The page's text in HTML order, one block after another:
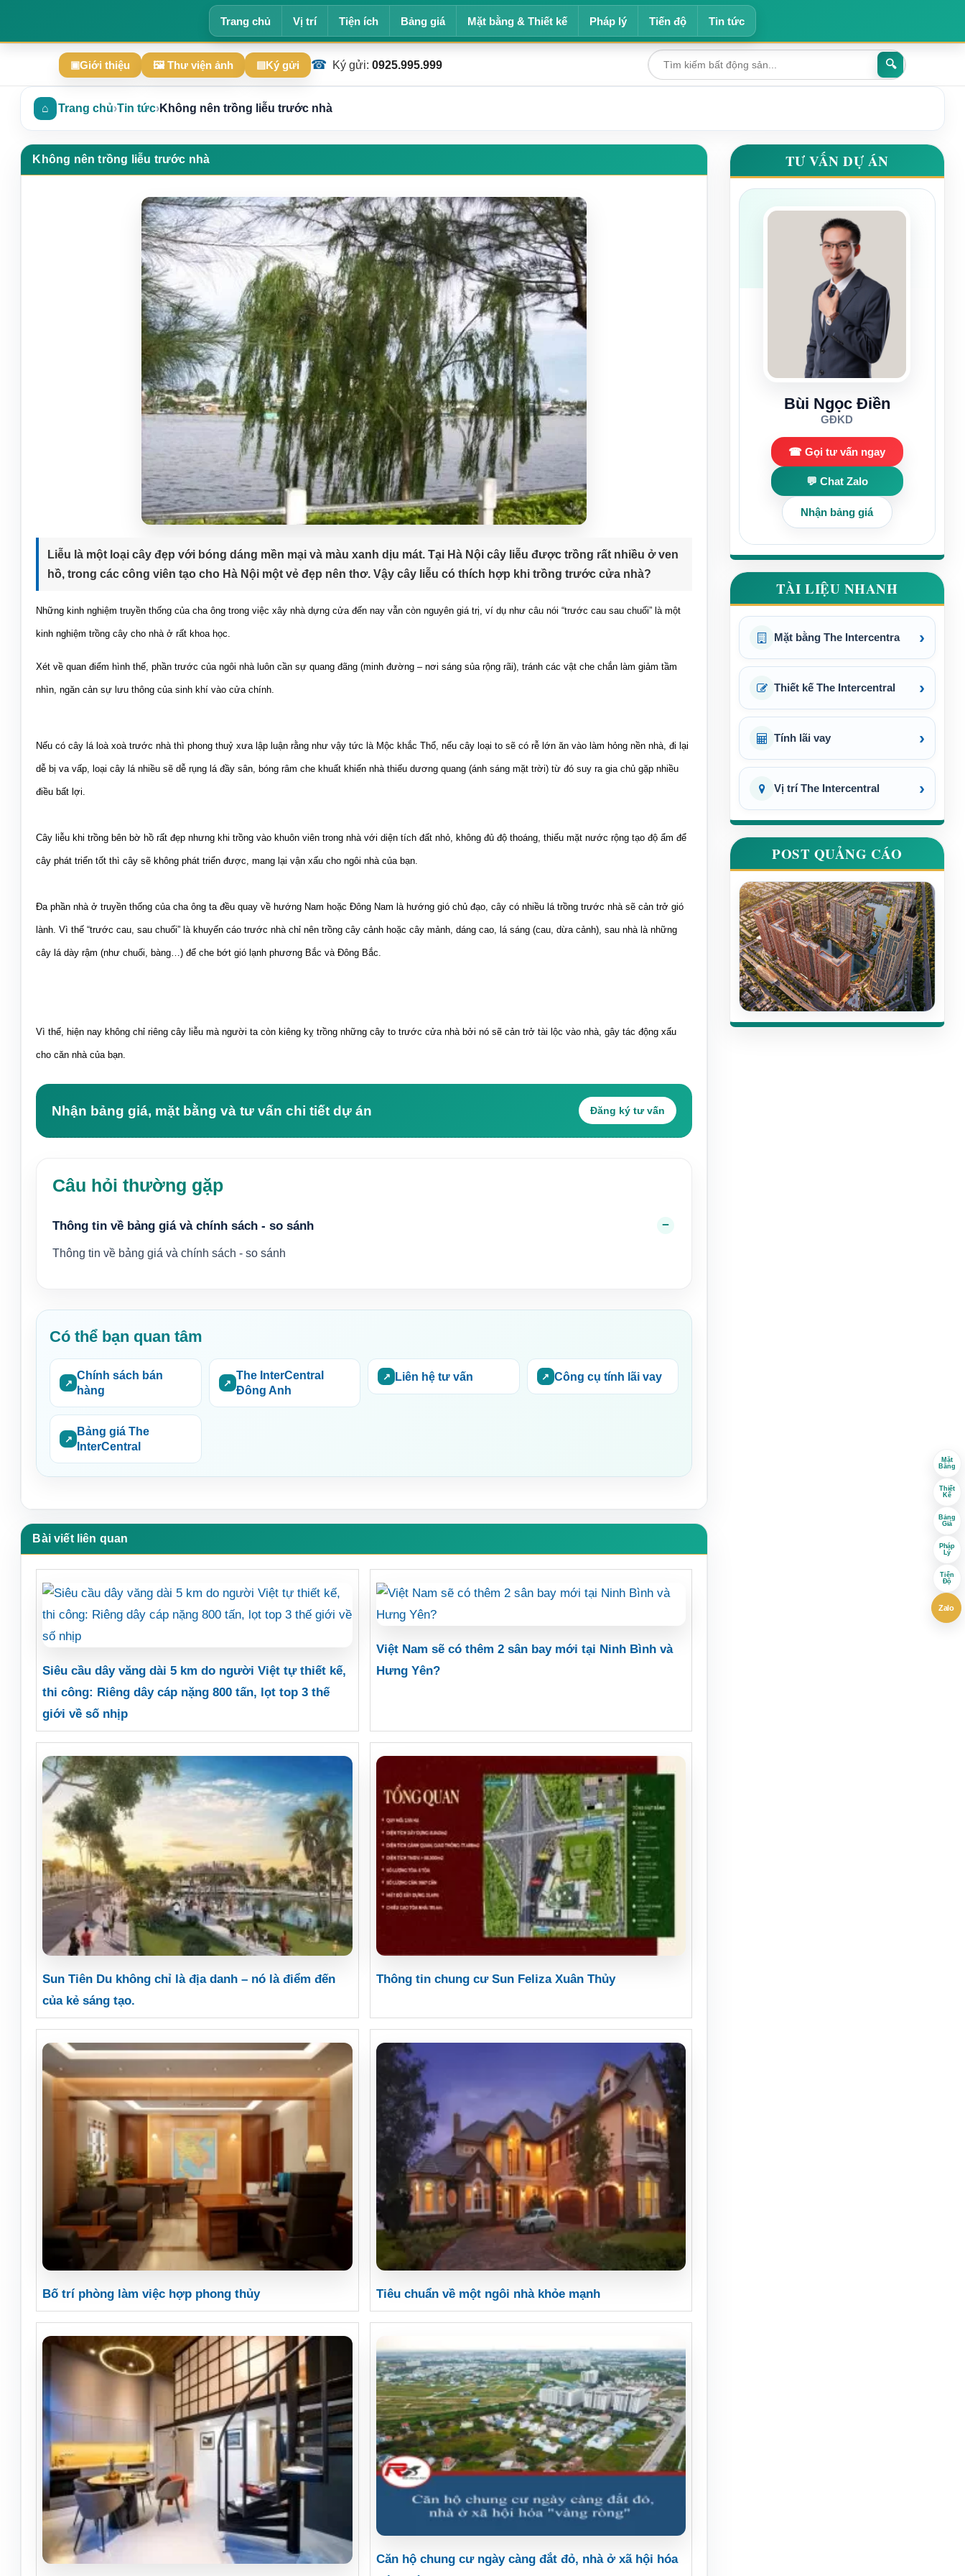
Trang chủ Vị trí Tiện ích Bảng giá Mặt bằng & Thiết kế Pháp lý Tiến độ Tin tức
▣Giới thiệu 🖼 Thư viện ảnh ▤Ký gửi ☎ Ký gửi: 0925.995.999 🔍
⌂ Trang chủ›Tin tức›Không nên trồng liễu trước nhà
Không nên trồng liễu trước nhà
Liễu là một loại cây đẹp với bóng dáng mền mại và màu xanh dịu mát. Tại Hà Nội cây liễu được trồng rất nhiều ở ven
hồ, trong các công viên tạo cho Hà Nội một vẻ đẹp nên thơ. Vậy cây liễu có thích hợp khi trồng trước cửa nhà?
Những kinh nghiệm truyền thống của cha ông trong việc xây nhà dựng cửa đến nay vẫn còn nguyên giá trị, ví dụ như câu nói “trước cau sau chuối” là một
kinh nghiệm trồng cây cho nhà ở rất khoa học.
Xét về quan điểm hình thế, phần trước của ngôi nhà luôn cần sự quang đãng (minh đường – nơi sáng sủa rộng rãi), tránh các vật che chắn làm giảm tầm
nhìn, ngăn cản sự lưu thông của sinh khí vào cửa chính.
Nếu có cây lá loà xoà trước nhà thì phong thuỷ xưa lập luận rằng như vậy tức là Mộc khắc Thổ, nếu cây loại to sẽ có rễ lớn ăn vào làm hỏng nền nhà, đi lại
dễ bị va vấp, loại cây lá nhiều sẽ dễ rụng lá đầy sân, bóng râm che khuất khiến nhà thiếu dương quang (ánh sáng mặt trời) từ đó suy ra gia chủ gặp nhiều
điều bất lợi.
Cây liễu khi trồng bên bờ hồ rất đẹp nhưng khi trồng vào khuôn viên trong nhà với diện tích đất nhỏ, không đủ độ thoáng, thiếu mặt nước rộng tạo độ ẩm để
cây phát triển tốt thì cây sẽ không phát triển được, mang lại vận xấu cho ngôi nhà của bạn.
Đa phần nhà ở truyền thống của cha ông ta đều quay về hướng Nam hoặc Đông Nam là hướng gió chủ đạo, cây có nhiều lá trồng trước nhà sẽ cản trở gió
lành. Vì thế “trước cau, sau chuối” là khuyến cáo trước nhà chỉ nên trồng cây cảnh hoặc cây mảnh, dáng cao, lá sáng (cau, dừa cảnh), sau nhà là những
cây lá dày rậm (như chuối, bàng…) để che bớt gió lạnh phương Bắc và Đông Bắc.
Vì thế, hiện nay không chỉ riêng cây liễu mà người ta còn kiêng kỵ trồng những cây to trước cửa nhà bởi nó sẽ cản trở tài lộc vào nhà, gây tác động xấu
cho căn nhà của bạn.
Nhận bảng giá, mặt bằng và tư vấn chi tiết dự án Đăng ký tư vấn
Câu hỏi thường gặp
Thông tin về bảng giá và chính sách - so sánh
Thông tin về bảng giá và chính sách - so sánh
Có thể bạn quan tâm
Chính sách bán
hàng
The InterCentral
Đông Anh
Liên hệ tư vấn Công cụ tính lãi vay
Bảng giá The
InterCentral
Bài viết liên quan
Siêu cầu dây văng dài 5 km do người Việt tự thiết kế,
thi công: Riêng dây cáp nặng 800 tấn, lọt top 3 thế
giới về số nhịp
Việt Nam sẽ có thêm 2 sân bay mới tại Ninh Bình và
Hưng Yên?
Sun Tiên Du không chỉ là địa danh – nó là điểm đến
của kẻ sáng tạo.
Thông tin chung cư Sun Feliza Xuân Thủy
Bố trí phòng làm việc hợp phong thủy Tiêu chuẩn về một ngôi nhà khỏe mạnh
Căn hộ chung cư ngày càng đắt đỏ, nhà ở xã hội hóa
TƯ VẤN DỰ ÁN
Bùi Ngọc Điền
GĐKD
☎ Gọi tư vấn ngay
💬 Chat Zalo
Nhận bảng giá
TÀI LIỆU NHANH
Mặt bằng The Intercentra ›
Thiết kế The Intercentral ›
Tính lãi vay ›
Vị trí The Intercentral ›
POST QUẢNG CÁO
Mặt
Bằng
Thiết
Kế
Bảng
Giá
Pháp
Lý
Tiến
Độ
Zalo